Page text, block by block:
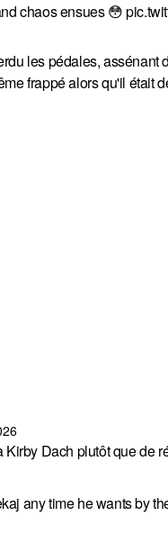
chaos ensues 😳
les pédales,
frappé alors qu'il était
Kirby Dach plutôt que
any time he wants by